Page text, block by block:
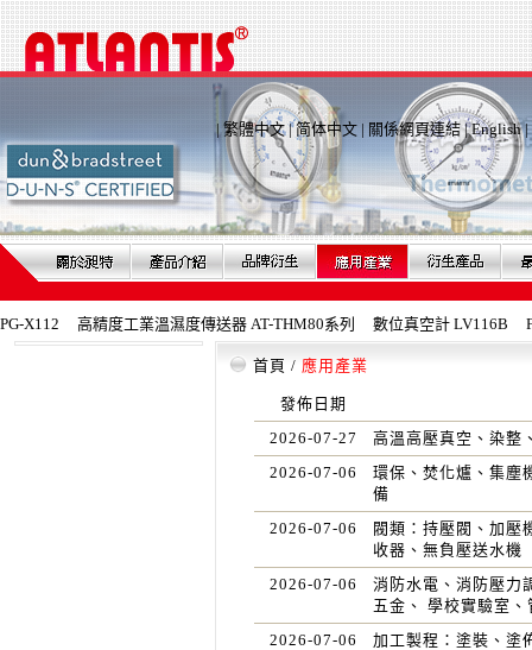
| 繁體中文|简体中文 | 關係網頁連結|English|
X112 高精度工業溫濕度傳送器 AT-THM80系列 數位真空計 LV116B
首頁 / 應用產業
發佈日期
2026-07-27
高溫高壓真空、染整
2026-07-06
環保、焚化爐、集塵
備
2026-07-06
閥類：持壓閥、加壓
收器、無負壓送水機
2026-07-06
消防水電、消防壓力
五金、 學校實驗室、
2026-07-06
加工製程：塗裝、塗